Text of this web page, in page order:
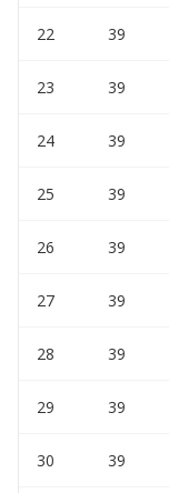
22 39
23 39
24 39
25 39
26 39
27 39
28 39
29 39
30 39